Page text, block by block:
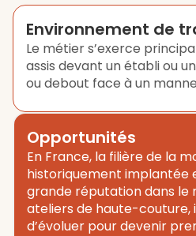
Environnement de
Le métier s’exerce
assis devant un établi ou
ou debout face à un
Opportunités
En France, la filière de la
historiquement implantée
grande réputation dans le
ateliers de haute-couture,
d’évoluer pour devenir